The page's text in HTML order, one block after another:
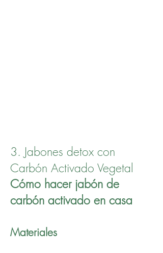
3. Jabones detox con
Carbón Activado Vegetal
Cómo hacer jabón de
carbón activado en casa
Materiales